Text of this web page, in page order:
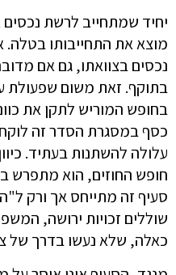
יחיד שמתחייב לרשת
מוצא את התחייבותו בטלה.
נכסים בצוואתו, גם אם
בתוקף. זאת משום שפעולת
בחופש המוריש לתקן את
כסף במסגרת הסדר זה
עלולה להשתנות בעתיד.
חופש החוזים, הוא מתפרש
סעיף זה מתייחס אך ורק
שוללים זכויות ירושה,
כאלה, שלא נעשו בדרך של